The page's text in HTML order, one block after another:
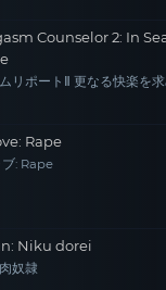
Counselor 2: In
リポートⅡ 更なる快楽を
Rape
: Rape
Niku dorei
奴隷